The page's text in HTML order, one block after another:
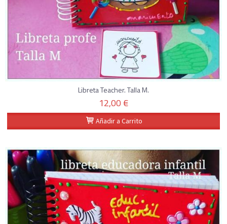
Libreta Teacher. Talla M.
12,00 €
Añadir a Carrito